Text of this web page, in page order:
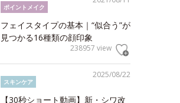
ポイントメイク
フェイスタイプの基本｜“似合う”が
見つかる16種類の顔印象
238957 view
2025/08/22
スキンケア
【30秒ショート動画】新・シワ改